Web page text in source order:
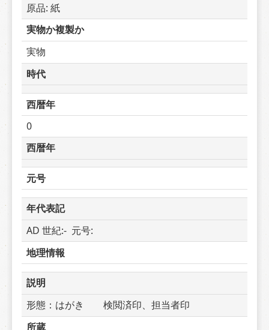
原品: 紙
実物か複製か
実物
時代
西暦年
0
西暦年
元号
年代表記
AD 世紀:-  元号:
地理情報
説明
形態：はがき　　検閲済印、担当者印
所蔵